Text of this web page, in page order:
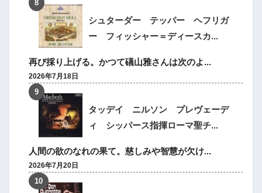
シュターダー テッパー ヘフリガ
ー フィッシャー＝ディースカ...
再び採り上げる。かつて礒山雅さんは次のよ...
2026年7月18日
タッデイ ニルソン プレヴェーデ
ィ シッパース指揮ローマ聖チ...
人間の欲のなれの果て。慈しみや智慧が欠け...
2026年7月20日